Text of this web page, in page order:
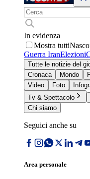
In evidenza
Mostra tutti
Guerra IranElezioni
Tutte le notizie del
Cronaca
Mondo
Video
Foto
Tv & Spettacolo
Chi siamo
Seguici anche su
Area personale